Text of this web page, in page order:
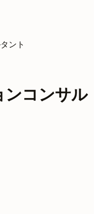
ント
ンコンサル